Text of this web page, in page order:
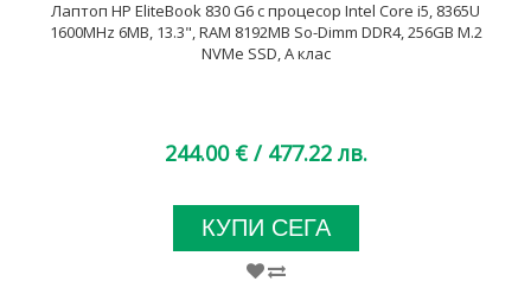
Лаптоп HP EliteBook 830 G6 с процесор Intel Core i5, 8365U
1600MHz 6MB, 13.3", RAM 8192MB So-Dimm DDR4, 256GB M.2
NVMe SSD, A клас
244.00 € / 477.22 лв.
КУПИ СЕГА